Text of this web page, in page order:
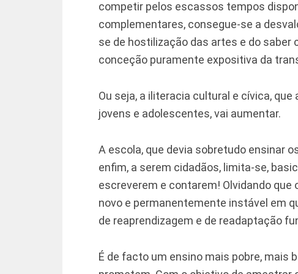
competir pelos escassos tempos
complementares, consegue-se a
se de hostilização das artes e do saber
conceção puramente expositiva da
Ou seja, a iliteracia cultural e cívica,
jovens e adolescentes, vai aumentar.
A escola, que devia sobretudo ensinar
enfim, a serem cidadãos, limita-se,
escreverem e contarem! Olvidando
novo e permanentemente instável em
de reaprendizagem e de readaptação
É de facto um ensino mais pobre, mais